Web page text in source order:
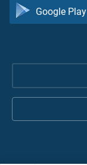
Google Play